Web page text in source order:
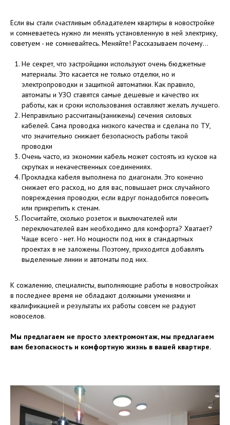
Если вы стали счастливым обладателем квартиры в новостройке
и сомневаетесь нужно ли менять установленную в ней электрику,
советуем - не сомневайтесь. Меняйте! Рассказываем почему...
Не секрет, что застройщики используют очень бюджетные
материалы. Это касается не только отделки, но и
электропроводки и защитной автоматики. Как правило,
автоматы и УЗО ставятся самые дешевые и качество их
работы, как и сроки использования оставляют желать лучшего.
Неправильно рассчитаны(занижены) сечения силовых
кабелей. Сама проводка низкого качества и сделана по ТУ,
что значительно снижает безопасность работы такой
проводки
Очень часто, из экономии кабель может состоять из кусков на
скрутках и некачественных соединениях.
Прокладка кабеля выполнена по диагонали. Это конечно
снижает его расход, но для вас, повышает риск случайного
повреждения проводки, если вдруг понадобится повесить
или прикрепить к стенам.
Посчитайте, сколько розеток и выключателей или
переключателей вам необходимо для комфорта? Хватает?
Чаще всего - нет. Но мощности под них в стандартных
проектах в не заложены. Поэтому, приходится добавлять
выделенные линии и автоматы под них.
К сожалению, специалисты, выполняющие работы в новостройках
в последнее время не обладают должными умениями и
квалификацией и результаты их работы совсем не радуют
новоселов.
Мы предлагаем не просто электромонтаж, мы предлагаем
вам безопасность и комфортную жизнь в вашей квартире.